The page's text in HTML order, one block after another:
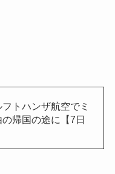
フトハンザ航空でミ
の帰国の途に【7日